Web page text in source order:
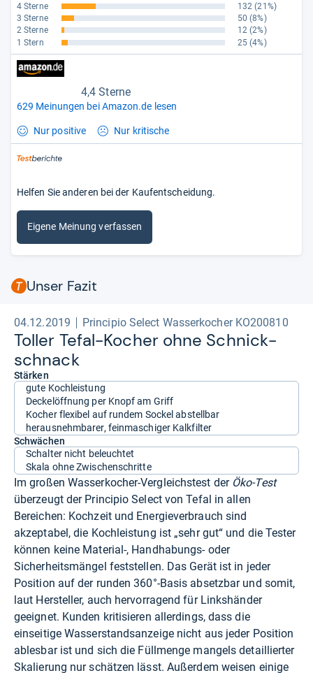
4 Sterne
132 (21%)
3 Sterne
50 (8%)
2 Sterne
12 (2%)
1 Stern
25 (4%)
4,4 Sterne
629 Meinungen bei Amazon.de lesen
Nur positive Nur kritische
Helfen Sie anderen bei der Kaufentscheidung.
Eigene Meinung verfassen
Unser Fazit
04.12.2019 Principio Select Wasserkocher KO200810
Tol­ler Tefal-​Kocher ohne Schnick­
schnack
Stärken
gute Kochleistung
Deckelöffnung per Knopf am Griff
Kocher flexibel auf rundem Sockel abstellbar
herausnehmbarer, feinmaschiger Kalkfilter
Schwächen
Schalter nicht beleuchtet
Skala ohne Zwischenschritte
Im großen Wasserkocher-Vergleichstest der Öko-Test
überzeugt der Principio Select von Tefal in allen
Bereichen: Kochzeit und Energieverbrauch sind
akzeptabel, die Kochleistung ist „sehr gut“ und die Tester
können keine Material-, Handhabungs- oder
Sicherheitsmängel feststellen. Das Gerät ist in jeder
Position auf der runden 360°-Basis absetzbar und somit,
laut Hersteller, auch hervorragend für Linkshänder
geeignet. Kunden kritisieren allerdings, dass die
einseitige Wasserstandsanzeige nicht aus jeder Position
ablesbar ist und sich die Füllmenge mangels detaillierter
Skalierung nur schätzen lässt. Außerdem weisen einige